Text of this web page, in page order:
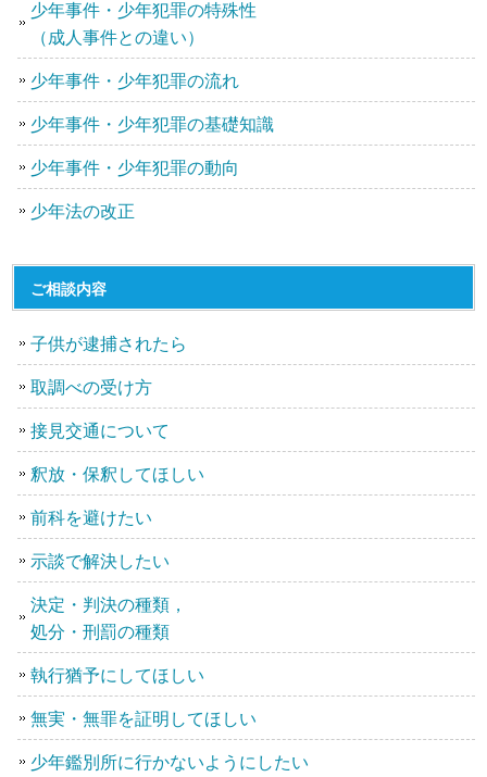
少年事件・少年犯罪の特殊性
（成人事件との違い）
少年事件・少年犯罪の流れ
少年事件・少年犯罪の基礎知識
少年事件・少年犯罪の動向
少年法の改正
ご相談内容
子供が逮捕されたら
取調べの受け方
接見交通について
釈放・保釈してほしい
前科を避けたい
示談で解決したい
決定・判決の種類，
処分・刑罰の種類
執行猶予にしてほしい
無実・無罪を証明してほしい
少年鑑別所に行かないようにしたい